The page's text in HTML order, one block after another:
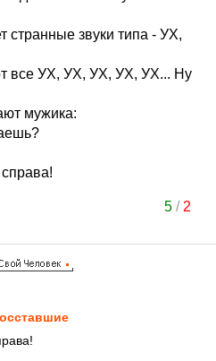
странные звуки типа - УХ,
все УХ, УХ, УХ, УХ, УХ... Ну
мужика:
5/ 2